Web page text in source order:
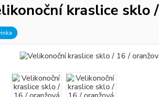
kraslice sklo